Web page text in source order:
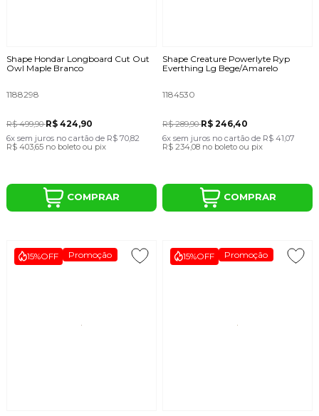
Shape Hondar Longboard Cut Out
Owl Maple Branco
1188298
R$ 499,90R$ 424,90
6x sem juros no cartãode R$ 70,82
R$ 403,65 no boleto ou pix
COMPRAR
Shape Creature Powerlyte Ryp
Everthing Lg Bege/Amarelo
1184530
R$ 289,90R$ 246,40
6x sem juros no cartão de R$ 41,07
R$ 234,08 no boleto ou pix
COMPRAR
15%OFF Promoção 15%OFF Promoção